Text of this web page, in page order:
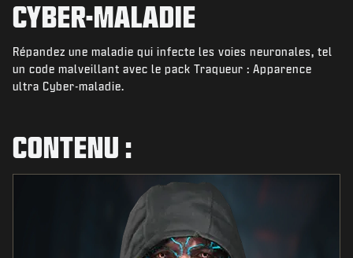
JEUX
ACTUS
BOUTIQUE
ASSISTANCE
|
CYBER-MALADIE
Répandez une maladie qui infecte les voies neuronales, tel
un code malveillant avec le pack Traqueur : Apparence
ultra Cyber-maladie.
CONTENU :